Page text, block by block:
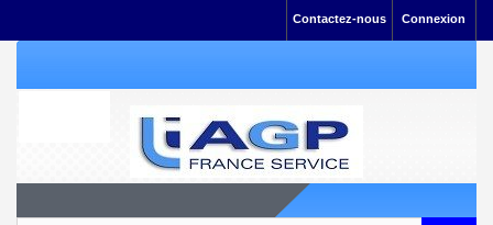
Connexion
Contactez-nous